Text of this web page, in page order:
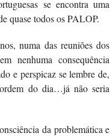
se encontra uma
quase todos os PALOP.
numa das reuniões dos
nenhuma consequência
e perspicaz se lembre de,
do dia…já não seria
da problemática e